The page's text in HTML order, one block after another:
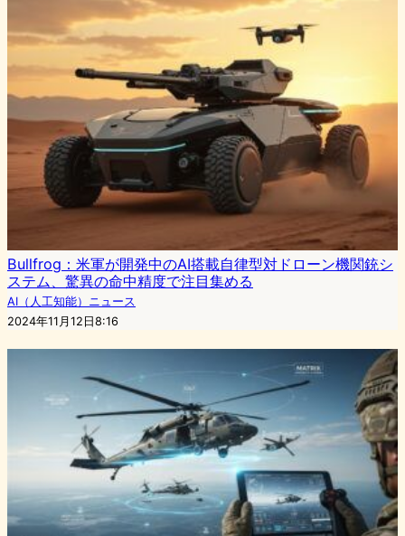
Bullfrog：米軍が開発中のAI搭載自律型対ドローン機関銃シ
ステム、驚異の命中精度で注目集める
AI（人工知能）ニュース
2024年11月12日8:16